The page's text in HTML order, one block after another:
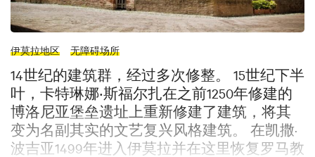
伊莫拉地区 无障碍场所
14世纪的建筑群，经过多次修整。 15世纪下半
叶，卡特琳娜‧斯福尔扎在之前1250年修建的
博洛尼亚堡垒遗址上重新修建了建筑，将其
变为名副其实的文艺复兴风格建筑。 在凯撒·
波吉亚1499年进入伊莫拉并在这里恢复罗马教